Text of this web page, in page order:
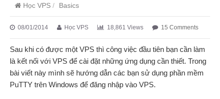
Học VPS / Basics
08/01/2014 Học VPS 18,861 Views 15 Comments
Sau khi có được một VPS thì công việc đầu tiên bạn cần làm
là kết nối với VPS để cài đặt những ứng dụng cần thiết. Trong
bài viết này mình sẽ hướng dẫn các bạn sử dụng phần mềm
PuTTY trên Windows để đăng nhập vào VPS.